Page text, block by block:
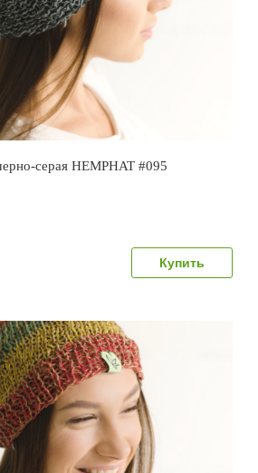
серая HEMPHAT #095